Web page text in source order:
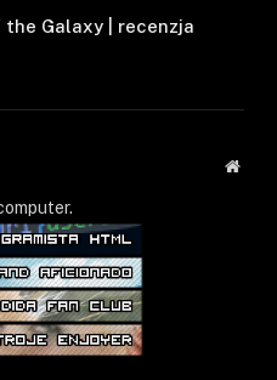
the Galaxy | recenzja
Strona